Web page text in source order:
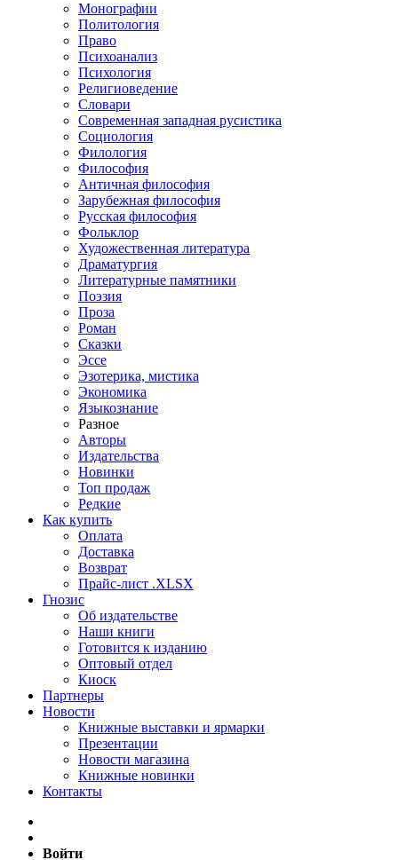
Монографии
Политология
Право
Психоанализ
Психология
Религиоведение
Словари
Современная западная русистика
Социология
Филология
Философия
Античная философия
Зарубежная философия
Русская философия
Фольклор
Художественная литература
Драматургия
Литературные памятники
Поэзия
Проза
Роман
Сказки
Эссе
Эзотерика, мистика
Экономика
Языкознание
Разное
Авторы
Издательства
Новинки
Топ продаж
Редкие
Как купить
Оплата
Доставка
Возврат
Прайс-лист .XLSX
Гнозис
Об издательстве
Наши книги
Готовится к изданию
Оптовый отдел
Киоск
Партнеры
Новости
Книжные выставки и ярмарки
Презентации
Новости магазина
Книжные новинки
Контакты
Войти